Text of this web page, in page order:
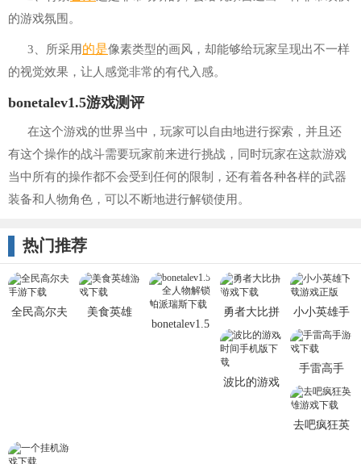
的游戏氛围。
3、所采用的是像素类型的画风，却能够给玩家呈现出不一样
的视觉效果，让人感觉非常的有代入感。
bonetalev1.5游戏测评
在这个游戏的世界当中，玩家可以自由地进行探索，并且还
有这个操作的战斗需要玩家前来进行挑战，同时玩家在这款游戏
当中所有的操作都不会受到任何的限制，还有着各种各样的武器
装备和人物角色，可以不断地进行解锁使用。
热门推荐
全民高尔夫
美食英雄
bonetalev1.5
勇者大比拼
小小英雄手
机版最新版
波比的游戏
手雷高手
Grenade
Master
去吧疯狂英